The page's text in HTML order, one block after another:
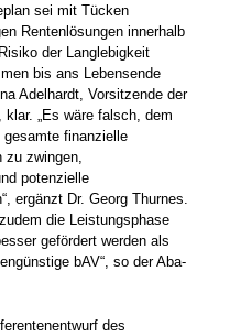
sei mit Tücken
Rentenlösungen innerhalb
der Langlebigkeit
bis ans Lebensende
Adelhardt, Vorsitzende der
klar. „Es wäre falsch, dem
gesamte finanzielle
zu zwingen,
potenzielle
ergänzt Dr. Georg Thurnes.
die Leistungsphase
gefördert werden als
bAV“, so der Aba-
des